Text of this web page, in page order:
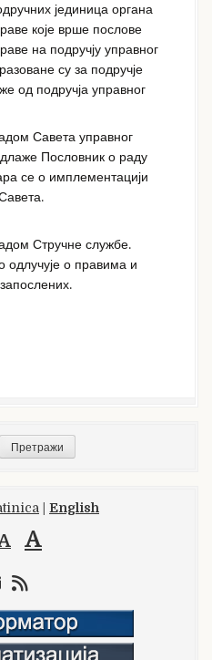
јединица органа
које врше послове
на подручју управног
су за подручје
од подручја управног
Савета управног
Пословник о раду
се о имплементацији
Стручне службе.
одлучује о правима и
English
A